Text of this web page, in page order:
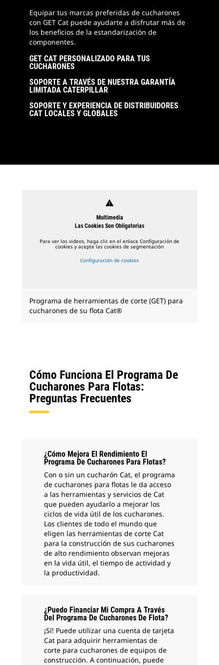
Equipar tus marcas preferidas de cucharones
con GET Cat puede ayudarte a disfrutar más de
los beneficios de la estandarización de
componentes.
GET CAT PERSONALIZADO PARA TUS
CUCHARONES
SOPORTE A TRAVÉS DE NUESTRA GARANTÍA
LIMITADA CATERPILLAR
SOPORTE Y EXPERIENCIA DE DISTRIBUIDORES
CAT LOCALES Y GLOBALES
warning
Multimedia
Las Cookies Son Obligatorias
Para ver los videos, haga clic en el enlace Configuración de
cookies y acepte las cookies de segmentación
Configuración de cookies
Programa de herramientas de corte (GET) para
cucharones de su flota Cat®
Cómo Funciona El Programa De
Cucharones Para Flotas:
Preguntas Frecuentes
¿Cómo Mejora El Rendimiento El
Programa De Cucharones Para Flotas?
Con o sin un cucharón Cat, el programa
de cucharones para flotas le da acceso
a las herramientas y servicios de Cat
que pueden ayudarlo a mejorar los
ciclos de vida útil de los cucharones.
Los clientes de todo el mundo que
eligen las herramientas de corte Cat
para la construcción de sus cucharones
de alto rendimiento observan mejoras
en la vida útil, el tiempo de actividad y
la productividad.
¿Puedo Financiar Mi Compra A Través
Del Programa De Cucharones De Flota?
¡Sí! Puede utilizar una cuenta de tarjeta
Cat para adquirir herramientas de
corte para cucharones de equipos de
construcción. A continuación, puede